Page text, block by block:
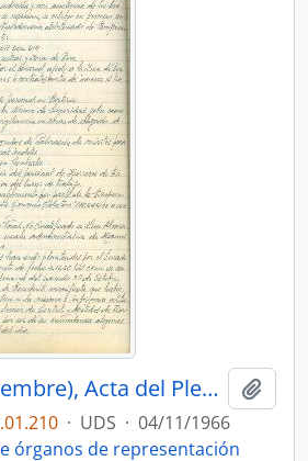
1966 (4 de noviembre), Acta del Pleno del Jurado de Empresa
· UDS · 04/11/1966
órganos de representación